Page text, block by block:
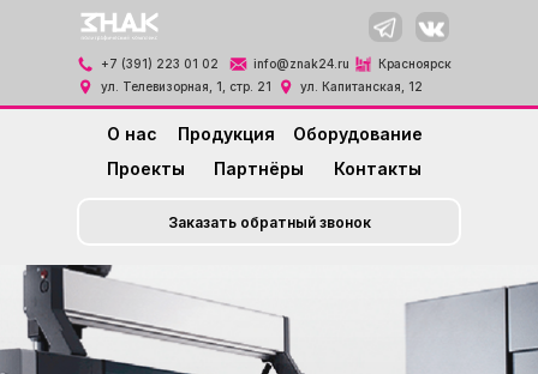
info@znak24.ru
+7 (391) 223 01 02
Красноярск
ул. Телевизорная, 1, стр. 21
ул. Капитанская, 12
О нас Продукция
Оборудование
Проекты
Партнёры Контакты
Заказать обратный звонок